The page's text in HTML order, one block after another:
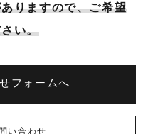
りますので、ご希望
い。
フォームへ
い合わせ